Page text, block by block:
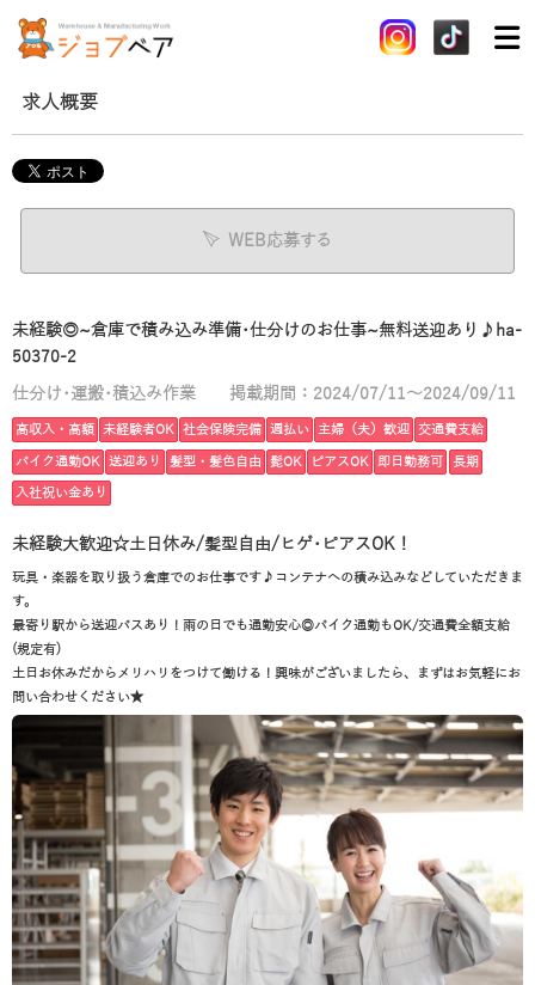
求人概要
WEB応募する
未経験◎~倉庫で積み込み準備･仕分けのお仕事~無料送迎あり♪ha-
50370-2
仕分け･運搬･積込み作業 掲載期間：2024/07/11～2024/09/11
高収入・高額 未経験者OK 社会保険完備 週払い 主婦（夫）歓迎 交通費支給
バイク通勤OK 送迎あり 髪型・髪色自由 髭OK ピアスOK 即日勤務可 長期
入社祝い金あり
未経験大歓迎☆土日休み/髪型自由/ヒゲ･ピアスOK！
玩具・楽器を取り扱う倉庫でのお仕事です♪コンテナへの積み込みなどしていただきま
す。
最寄り駅から送迎バスあり！雨の日でも通勤安心◎バイク通勤もOK/交通費全額支給
(規定有)
土日お休みだからメリハリをつけて働ける！興味がございましたら、まずはお気軽にお
問い合わせください★